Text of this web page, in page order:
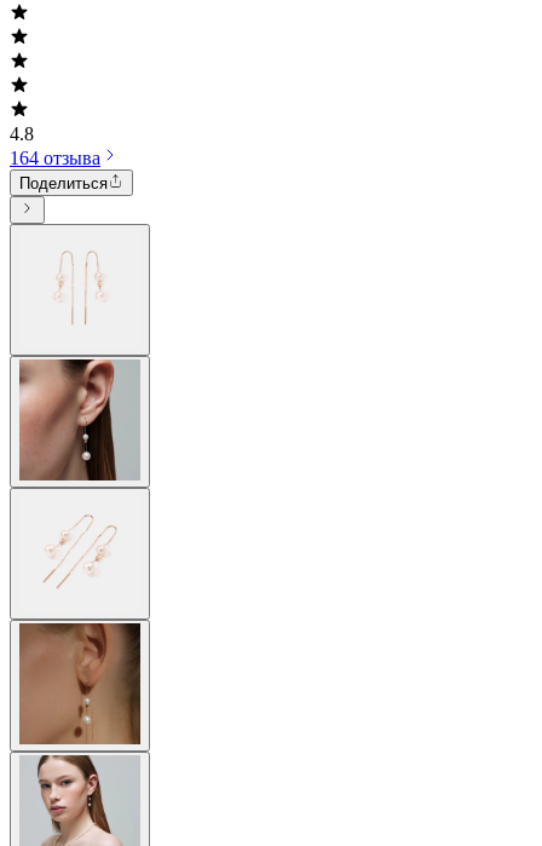
4.8
164 отзыва
Поделиться